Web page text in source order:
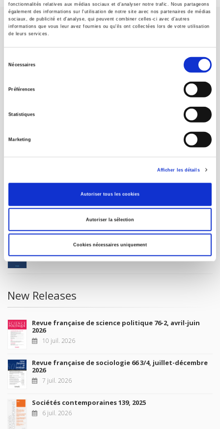
fonctionnalités relatives aux médias sociaux et d'analyser notre trafic. Nous partageons
également des informations sur l'utilisation de notre site avec nos partenaires de médias
sociaux, de publicité et d'analyse, qui peuvent combiner celles-ci avec d'autres
informations que vous leur avez fournies ou qu'ils ont collectées lors de votre utilisation
de leurs services.
Nécessaires
Préférences
Statistiques
Marketing
Afficher les détails
Autoriser tous les cookies
Autoriser la sélection
Cookies nécessaires uniquement
SCIENCES PO UNIVERSITY PRESS has a threefold role: to publish
help public and political debate.
FOREIGN RIGHTS
MY ACCOUNT
Future Releases
La France et l'Union européenne
4 sept. 2026
New Releases
Revue française de science politique 76-2, avril-juin
2026
10 juil. 2026
Revue française de sociologie 66 3/4, juillet-décembre
2026
7 juil. 2026
Sociétés contemporaines 139, 2025
6 juil. 2026